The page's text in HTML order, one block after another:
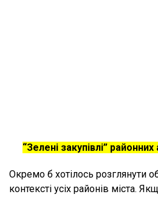
“Зелені закупівлі”
Окремо б хотілось розглянути
контексті усіх районів міста.